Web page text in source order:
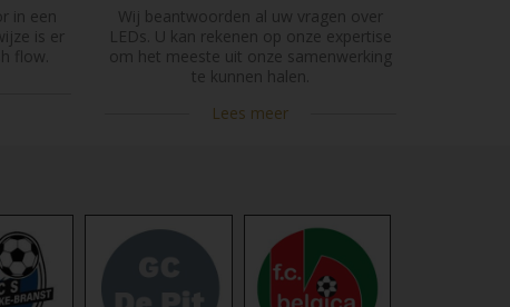
in een
is er
flow.
Wij beantwoorden al uw vragen over
LEDs. U kan rekenen op onze expertise
om het meeste uit onze samenwerking
te kunnen halen.
Lees meer